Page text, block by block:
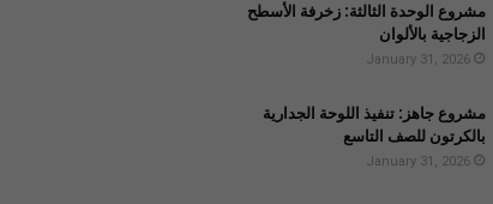
مشروع الوحدة الثالثة: زخرفة الأسطح
الزجاجية بالألوان
January 31, 2026
مشروع جاهز: تنفيذ اللوحة الجدارية
بالكرتون للصف التاسع
January 31, 2026